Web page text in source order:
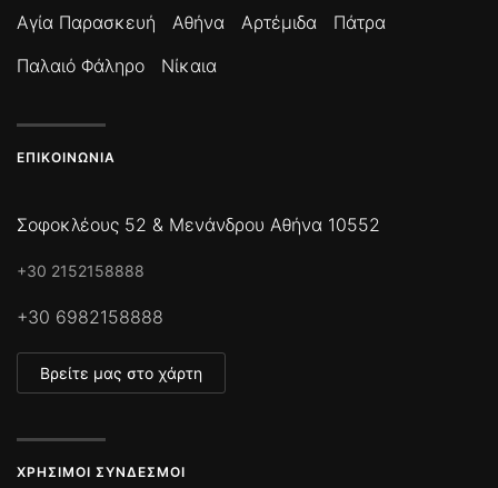
Αγία Παρασκευή
Αθήνα Αρτέμιδα
Πάτρα
Παλαιό Φάληρο
Νίκαια
ΕΠΙΚΟΙΝΩΝΊΑ
Σοφοκλέους 52 & Μενάνδρου Αθήνα 10552
+30 2152158888
+30 6982158888
Βρείτε μας στο χάρτη
ΧΡΉΣΙΜΟΙ ΣΎΝΔΕΣΜΟΙ